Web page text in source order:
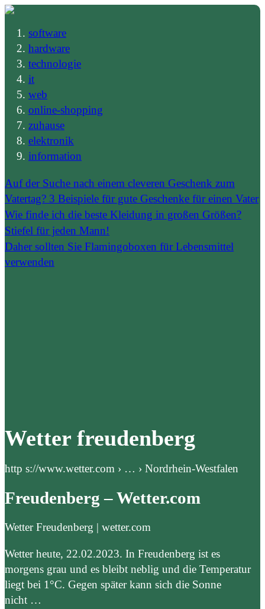
software
hardware
technologie
it
web
online-shopping
zuhause
elektronik
information
Auf der Suche nach einem cleveren Geschenk zum
Vatertag? 3 Beispiele für gute Geschenke für einen Vater
Wie finde ich die beste Kleidung in großen Größen?
Stiefel für jeden Mann!
Daher sollten Sie Flamingoboxen für Lebensmittel
verwenden
Wetter freudenberg
http s://www.wetter.com › … › Nordrhein-Westfalen
Freudenberg – Wetter.com
Wetter Freudenberg | wetter.com
Wetter heute, 22.02.2023. In Freudenberg ist es
morgens grau und es bleibt neblig und die Temperatur
liegt bei 1°C. Gegen später kann sich die Sonne
nicht …